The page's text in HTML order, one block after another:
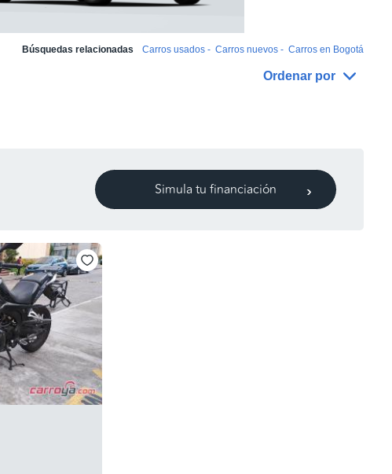
Búsquedas relacionadas Carros usados - Carros nuevos - Carros en Bogotá
Ordenar por
Simula tu financiación